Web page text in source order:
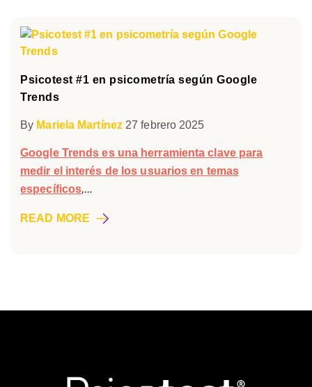
Psicotest #1 en psicometría según Google
Trends
By Mariela Martínez 27 febrero 2025
Google Trends es una herramienta clave para
medir el interés de los usuarios en temas
específicos,...
READ MORE